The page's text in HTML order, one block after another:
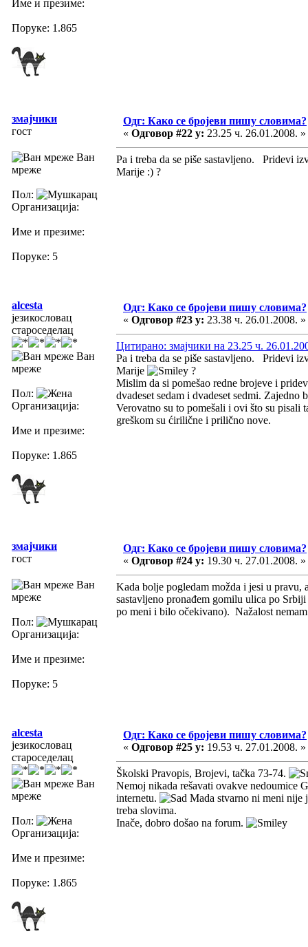
Име и презиме:
Поруке: 1.865
змајчики
гост
Ван
мреже
Пол:
Организација:
Име и презиме:
Поруке: 5
Одг: Како се бројеви пишу словима?
« Одговор #22 у: 23.25 ч. 26.01.2008. »
Pa i treba da se piše sastavljeno. Pridevi
Marije :) ?
alcesta
језикословац
староседелац
Ван
мреже
Пол:
Организација:
Име и презиме:
Поруке: 1.865
Одг: Како се бројеви пишу словима?
« Одговор #23 у: 23.38 ч. 26.01.2008. »
Цитирано: змајчики на 23.25 ч.
Pa i treba da se piše sastavljeno. Pridevi
Marije
?
Mislim da si pomešao redne brojeve i
dvadeset sedam i dvadeset sedmi. Zajedno
Verovatno su to pomešali i ovi što su pisali
greškom su ćirilične i prilično nove.
змајчики
гост
Ван
мреже
Пол:
Организација:
Име и презиме:
Поруке: 5
Одг: Како се бројеви пишу словима?
« Одговор #24 у: 19.30 ч. 27.01.2008. »
Kada bolje pogledam možda i jesi u
sastavljeno pronađem gomilu ulica po
po meni i bilo očekivano). Nažalost
alcesta
језикословац
староседелац
Ван
мреже
Пол:
Организација:
Име и презиме:
Поруке: 1.865
Одг: Како се бројеви пишу словима?
« Одговор #25 у: 19.53 ч. 27.01.2008. »
Školski Pravopis, Brojevi, tačka 73-74.
Nemoj nikada rešavati ovakve nedoumice
internetu.
Mada stvarno ni meni nije
treba slovima.
Inače, dobro došao na forum.